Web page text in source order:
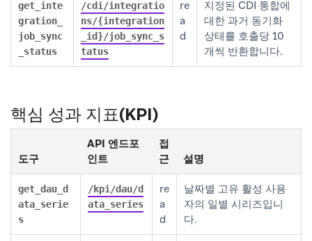
get_inte
gration_
job_sync
_status
/cdi/integratio
ns/{integration
_id}/job_sync_s
tatus
re
a
d
지정된 CDI 통합에
대한 과거 동기화
상태를 호출당 10
개씩 반환합니다.
핵심 성과 지표(KPI)
도구
API 엔드포
인트
접
근
설명
get_dau_d
ata_serie
s
/kpi/dau/d
ata_series
re
a
d
날짜별 고유 활성 사용
자의 일별 시리즈입니
다.